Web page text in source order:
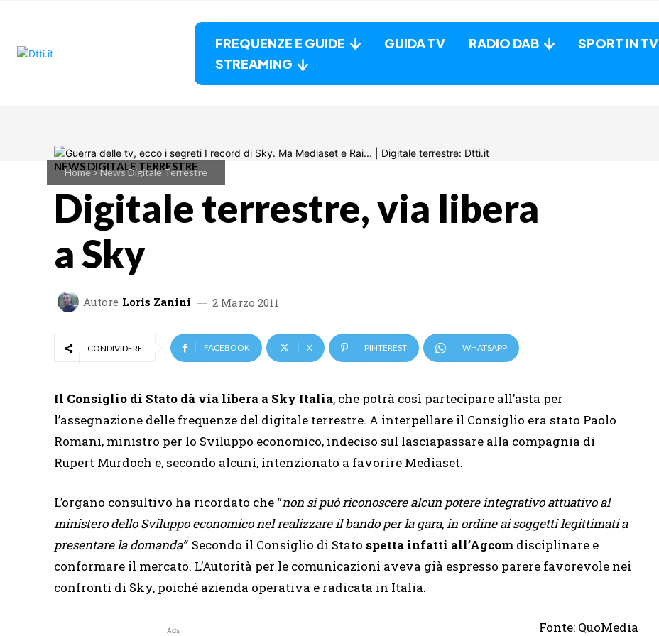
FREQUENZE E GUIDE GUIDA TV RADIO DAB SPORT IN TV
STREAMING
Home News Digitale Terrestre
NEWS DIGITALE TERRESTRE
Digitale terrestre, via libera
a Sky
Autore Loris Zanini 2 Marzo 2011
CONDIVIDERE FACEBOOK X PINTEREST WHATSAPP
Il Consiglio di Stato dà via libera a Sky Italia, che potrà così partecipare all’asta per
l’assegnazione delle frequenze del digitale terrestre. A interpellare il Consiglio era stato Paolo
Romani, ministro per lo Sviluppo economico, indeciso sul lasciapassare alla compagnia di
Rupert Murdoch e, secondo alcuni, intenzionato a favorire Mediaset.
L’organo consultivo ha ricordato che “non si può riconoscere alcun potere integrativo attuativo al
ministero dello Sviluppo economico nel realizzare il bando per la gara, in ordine ai soggetti legittimati a
presentare la domanda”. Secondo il Consiglio di Stato spetta infatti all’Agcom disciplinare e
conformare il mercato. L’Autorità per le comunicazioni aveva già espresso parere favorevole nei
confronti di Sky, poiché azienda operativa e radicata in Italia.
Ads Fonte: QuoMedia